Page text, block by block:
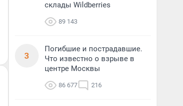
склады Wildberries
89 143
3
Погибшие и пострадавшие.
Что известно о взрыве в
центре Москвы
86 677 216